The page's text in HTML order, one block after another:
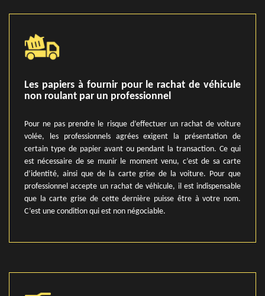
Les papiers à fournir pour le rachat de véhicule
non roulant par un professionnel
Pour ne pas prendre le risque d’effectuer un rachat de voiture
volée, les professionnels agrées exigent la présentation de
certain type de papier avant ou pendant la transaction. Ce qui
est nécessaire de se munir le moment venu, c’est de sa carte
d’identité, ainsi que de la carte grise de la voiture. Pour que
professionnel accepte un rachat de véhicule, il est indispensable
que la carte grise de cette dernière puisse être à votre nom.
C’est une condition qui est non négociable.